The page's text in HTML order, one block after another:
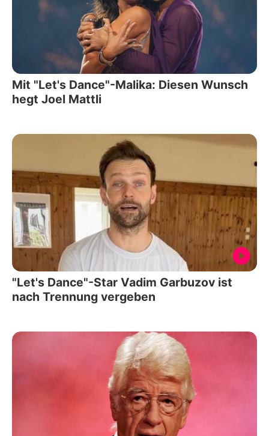
Mit "Let's Dance"-Malika: Diesen Wunsch
hegt Joel Mattli
"Let's Dance"-Star Vadim Garbuzov ist
nach Trennung vergeben